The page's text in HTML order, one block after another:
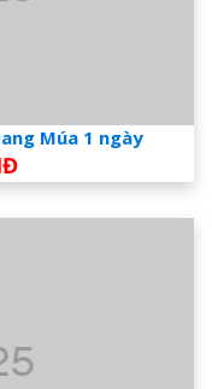
Múa 1 ngày